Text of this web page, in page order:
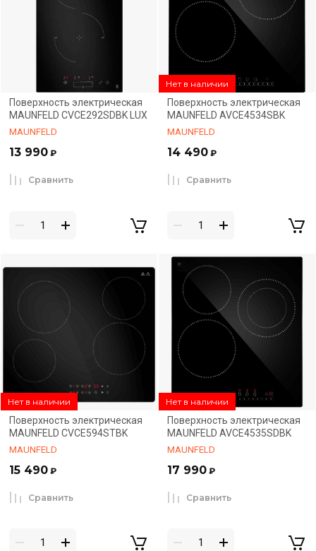
Поверхность электрическая
MAUNFELD CVCE292SDBK LUX
MAUNFELD
13 990 ₽
Сравнить
Нет в наличии
Поверхность электрическая
MAUNFELD AVCE4534SBK
MAUNFELD
14 490 ₽
Сравнить
Нет в наличии
Поверхность электрическая
MAUNFELD CVCE594STBK
MAUNFELD
15 490 ₽
Сравнить
Нет в наличии
Поверхность электрическая
MAUNFELD AVCE4535SDBK
MAUNFELD
17 990 ₽
Сравнить